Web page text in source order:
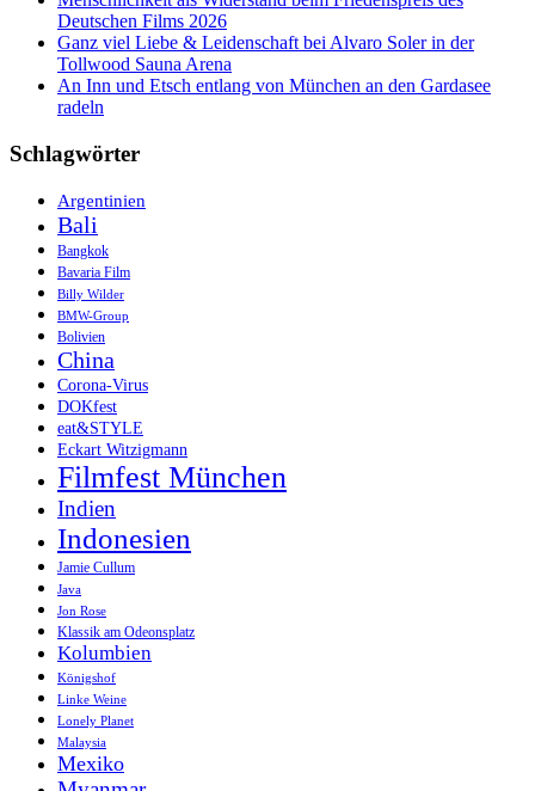
Deutschen Films 2026
Ganz viel Liebe & Leidenschaft bei Alvaro Soler in der
Tollwood Sauna Arena
An Inn und Etsch entlang von München an den Gardasee
radeln
Schlagwörter
Argentinien
Bali
Bangkok
Bavaria Film
Billy Wilder
BMW-Group
Bolivien
China
Corona-Virus
DOKfest
eat&STYLE
Eckart Witzigmann
Filmfest München
Indien
Indonesien
Jamie Cullum
Java
Jon Rose
Klassik am Odeonsplatz
Kolumbien
Königshof
Linke Weine
Lonely Planet
Malaysia
Mexiko